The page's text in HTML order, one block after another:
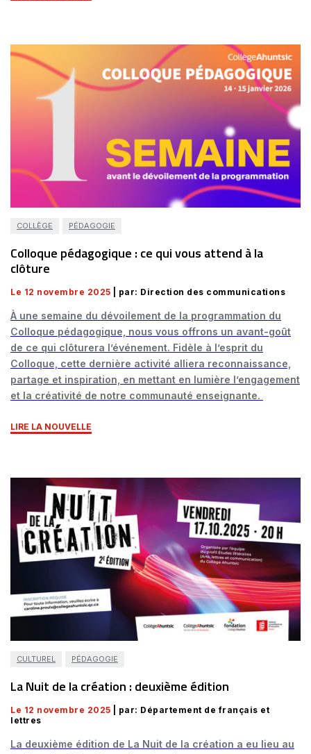
COLLÈGE PÉDAGOGIE
Colloque pédagogique : ce qui vous attend à la
clôture
Le 12 novembre 2025 | par: Direction des communications
À une semaine du dévoilement de la programmation du
Colloque pédagogique, nous vous offrons un avant-goût
de ce qui clôturera l’événement. Fidèle à l’esprit du
Colloque, cette dernière activité alliera reconnaissance,
partage et inspiration, en mettant en lumière l’engagement
et la créativité de notre communauté enseignante.
LIRE LA NOUVELLE
CULTUREL PÉDAGOGIE
La Nuit de la création : deuxième édition
Le 12 novembre 2025
| par: Département de français et
lettres
La deuxième édition de La Nuit de la création a eu lieu au